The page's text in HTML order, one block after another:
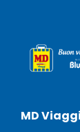
MD